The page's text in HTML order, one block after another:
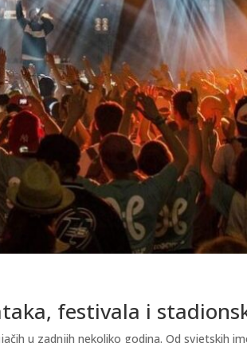
festivala i
u zadnjih nekoliko godina. Od svjetskih